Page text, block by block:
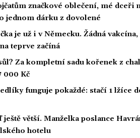
značkové oblečení, mé dceři
jednom dárku z dovolené
je už i v Německu. Žádná vakcína,
teprve začíná
Za kompletní sadu kořenek z
000 Kč
funguje pokaždé: stačí 1 lžíce
větší. Manželka poslance
hotelu